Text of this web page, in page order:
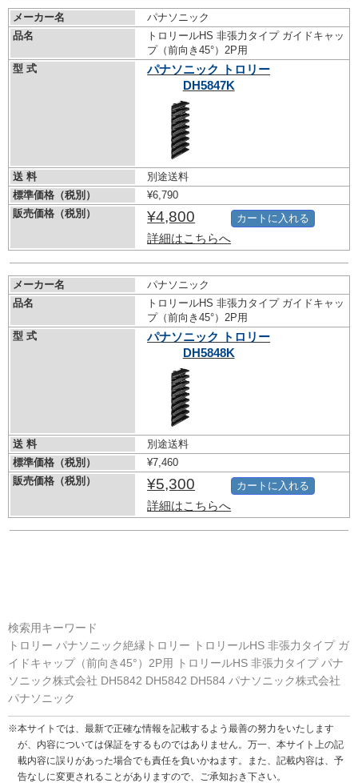
メーカー名
パナソニック
品名
トロリールHS 非張力タイプ ガイドキャッ
プ（前向き45°）2P用
型 式
パナソニック トロリー
DH5847K
送 料
別途送料
標準価格（税別）
¥6,790
販売価格（税別）
¥4,800
詳細はこちらへ
カートに入れる
メーカー名
パナソニック
品名
トロリールHS 非張力タイプ ガイドキャッ
プ（前向き45°）2P用
型 式
パナソニック トロリー
DH5848K
送 料
別途送料
標準価格（税別）
¥7,460
販売価格（税別）
¥5,300
詳細はこちらへ
カートに入れる
検索用キーワード
トロリー パナソニック絶縁トロリー トロリールHS 非張力タイプ ガ
イドキャップ（前向き45°）2P用 トロリールHS 非張力タイプ パナ
ソニック株式会社 DH5842 DH5842 DH584 パナソニック株式会社
パナソニック
※本サイトでは、最新で正確な情報を記載するよう最善の努力をいたします
が、内容については保証をするものではありません。万一、本サイト上の記
載内容に誤りがあった場合でも責任を負いかねます。また、記載内容は、予
告なしに変更されることがありますので、ご承知おき下さい。